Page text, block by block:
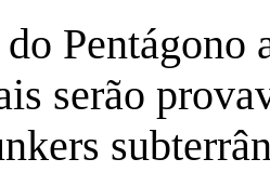
Pentágono
serão